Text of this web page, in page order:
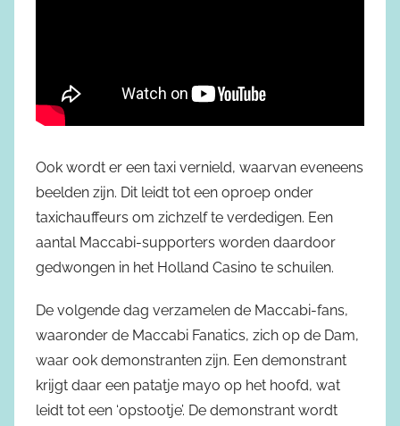
Ook wordt er een taxi vernield, waarvan eveneens
beelden zijn. Dit leidt tot een oproep onder
taxichauffeurs om zichzelf te verdedigen. Een
aantal Maccabi-supporters worden daardoor
gedwongen in het Holland Casino te schuilen.
De volgende dag verzamelen de Maccabi-fans,
waaronder de Maccabi Fanatics, zich op de Dam,
waar ook demonstranten zijn. Een demonstrant
krijgt daar een patatje mayo op het hoofd, wat
leidt tot een ‘opstootje’. De demonstrant wordt